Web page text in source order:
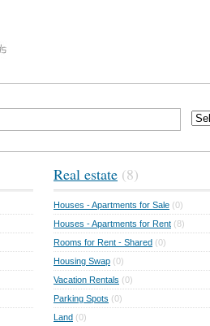
Real estate (8)
Houses - Apartments for Sale (0)
Houses - Apartments for Rent (8)
Rooms for Rent - Shared (0)
Housing Swap (0)
Vacation Rentals (0)
Parking Spots (0)
Land (0)